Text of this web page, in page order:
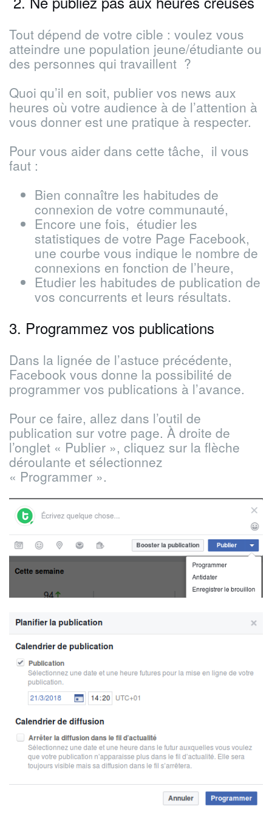
Tout dépend de votre cible : voulez vous
atteindre une population jeune/étudiante ou
des personnes qui travaillent ?
Quoi qu’il en soit, publier vos news aux
heures où votre audience à de l’attention à
vous donner est une pratique à respecter.
Pour vous aider dans cette tâche, il vous
faut :
Bien connaître les habitudes de
connexion de votre communauté,
Encore une fois, étudier les
statistiques de votre Page Facebook,
une courbe vous indique le nombre de
connexions en fonction de l’heure,
Etudier les habitudes de publication de
vos concurrents et leurs résultats.
3. Programmez vos publications
Dans la lignée de l’astuce précédente,
Facebook vous donne la possibilité de
programmer vos publications à l’avance.
Pour ce faire, allez dans l’outil de
publication sur votre page. À droite de
l’onglet « Publier », cliquez sur la flèche
déroulante et sélectionnez
« Programmer ».